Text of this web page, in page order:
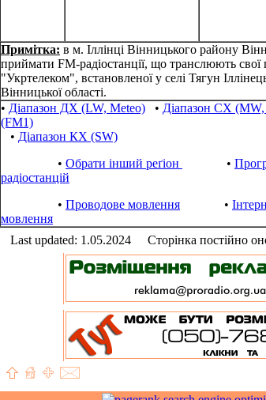
Примітка: в м. Іллінці Вінницького району
приймати FM-радіостанції, що транслюють
"Укртелеком", встановленої у селі Тягун
Вінницької області.
• Діапазон ДХ (LW, Meteo) • Діапазон СХ
(FM1)
• Діапазон КХ (SW)
• Обрати інший реґіон •
радіостанцій
• Проводове мовлення •
мовлення
Last updated: 1.05.2024
Сторінка постійно